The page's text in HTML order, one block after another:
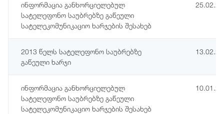
ინფორმაცია განხორციელებულ
სატელეფონო საუბრებზე გაწეული
სატელეკომუნიკაციო ხარჯების შესახებ
2013 წელს სატელეფონო საუბრებზე
გაწეული ხარჯი
ინფორმაცია განხორციელებულ
სატელეფონო საუბრებზე გაწეული
სატელეკომუნიკაციო ხარჯების შესახებ